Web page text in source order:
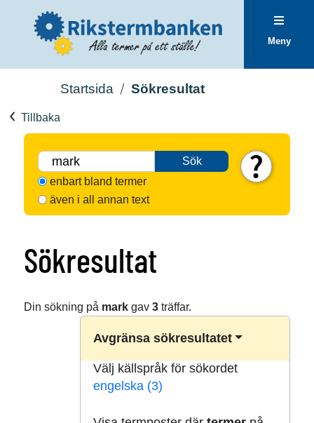
Meny
Startsida Sökresultat
Tillbaka
Sök
enbart bland termer
även i all annan text
Sökresultat
Din sökning på markgav 3träffar.
Avgränsa sökresultatet
Välj källspråk för sökordet
engelska (3)